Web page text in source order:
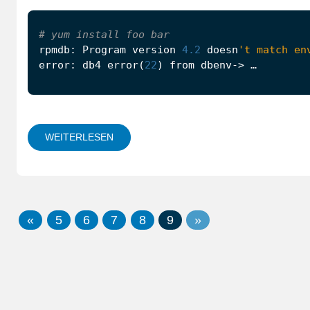
# yum install foo bar
rpmdb : Program version 4.2 doesn 't match
error: db4 error(22) from dbenv-> …
WEITERLESEN
« 5 6 7 8 9 »